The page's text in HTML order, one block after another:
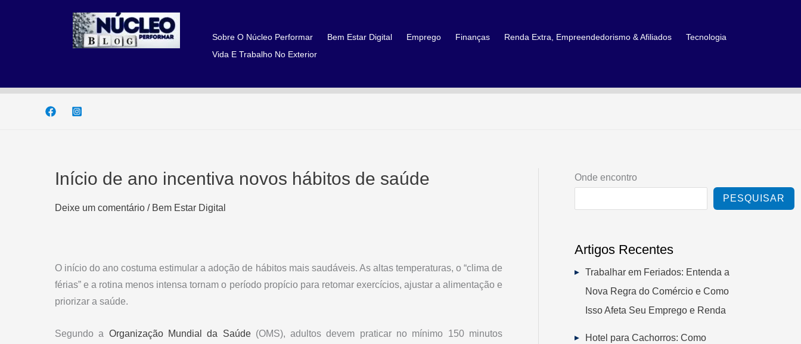
Sobre O Núcleo Performar Bem Estar Digital Emprego Finanças Renda Extra, Empreendedorismo & Afiliados
Tecnologia
Vida E Trabalho No Exterior
Início de ano incentiva novos hábitos de saúde
Deixe um comentário / Bem Estar Digital
O início do ano costuma estimular a adoção de hábitos mais saudáveis. As altas temperaturas, o “clima de
férias” e a rotina menos intensa tornam o período propício para retomar exercícios, ajustar a alimentação e
priorizar a saúde.
Segundo a Organização Mundial da Saúde(OMS), adultos devem praticar no mínimo 150 minutos
Onde encontro
PESQUISAR
Artigos Recentes
Trabalhar em Feriados: Entenda a
Nova Regra do Comércio e Como
Isso Afeta Seu Emprego e Renda
Hotel para Cachorros: Como